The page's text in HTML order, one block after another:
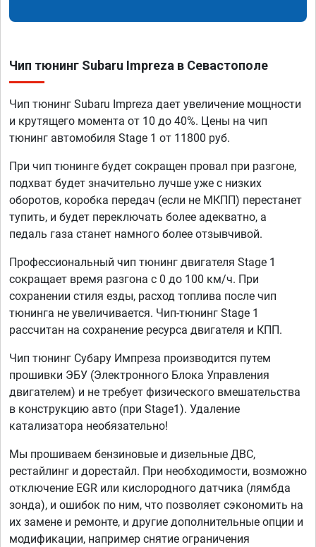
Чип тюнинг Subaru Impreza в Севастополе
Чип тюнинг Subaru Impreza дает увеличение мощности
и крутящего момента от 10 до 40%. Цены на чип
тюнинг автомобиля Stage 1 от 11800 руб.
При чип тюнинге будет сокращен провал при разгоне,
подхват будет значительно лучше уже с низких
оборотов, коробка передач (если не МКПП) перестанет
тупить, и будет переключать более адекватно, а
педаль газа станет намного более отзывчивой.
Профессиональный чип тюнинг двигателя Stage 1
сокращает время разгона с 0 до 100 км/ч. При
сохранении стиля езды, расход топлива после чип
тюнинга не увеличивается. Чип-тюнинг Stage 1
рассчитан на сохранение ресурса двигателя и КПП.
Чип тюнинг Субару Импреза производится путем
прошивки ЭБУ (Электронного Блока Управления
двигателем) и не требует физического вмешательства
в конструкцию авто (при Stage1). Удаление
катализатора необязательно!
Мы прошиваем бензиновые и дизельные ДВС,
рестайлинг и дорестайл. При необходимости, возможно
отключение EGR или кислородного датчика (лямбда
зонда), и ошибок по ним, что позволяет сэкономить на
их замене и ремонте, и другие дополнительные опции и
модификации, например снятие ограничения